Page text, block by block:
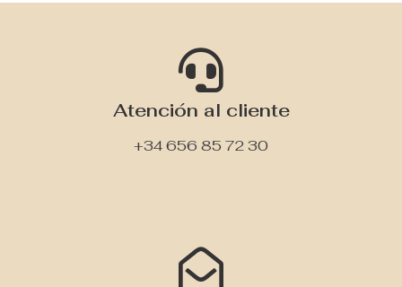
Atención al cliente
+34 656 85 72 30